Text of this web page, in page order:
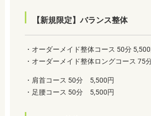
【新規限定】バランス整体
・オーダーメイド整体コース 50分
・オーダーメイド整体ロングコース 75
・肩首コース 50分 5,500円
・足腰コース 50分 5,500円